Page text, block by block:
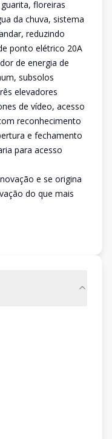
floreiras
da chuva, sistema
reduzindo
ponto elétrico 20A
de energia de
subsolos
elevadores
de vídeo, acesso
reconhecimento
e fechamento
para acesso
e se origina
do que mais